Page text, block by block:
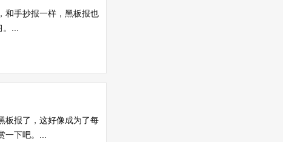
和手抄报一样，黑板报也
...
板报了，这好像成为了每
下吧。...